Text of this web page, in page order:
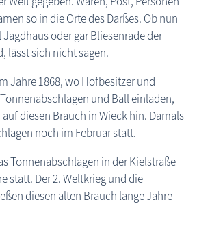
Tonnenfest
so in die Orte des Darßes. Ob nun
oder gar Bliesenrade der
lässt sich nicht sagen.
Jahre 1868, wo Hofbesitzer und
und Ball einladen,
diesen Brauch in Wieck hin. Damals
noch im Februar statt.
Tonnenabschlagen in der Kielstraße
statt. Der 2. Weltkrieg und die
diesen alten Brauch lange Jahre